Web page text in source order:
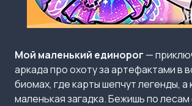
Мой маленький единорог —
аркада про охоту за артефактами в
биомах, где карты шепчут легенды, а
маленькая загадка. Бежишь по